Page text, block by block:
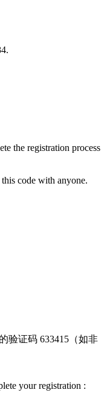
the registration process
code with anyone.
验证码 633415（如非
your registration :